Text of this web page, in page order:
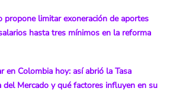
propone limitar exoneración de aportes
hasta tres mínimos en la reforma
en Colombia hoy: así abrió la Tasa
del Mercado y qué factores influyen en su